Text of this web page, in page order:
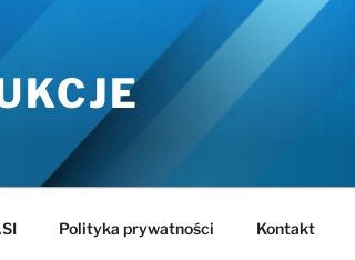
Polityka prywatności Kontakt